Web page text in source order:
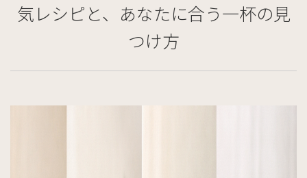
気レシピと、あなたに合う一杯の見
つけ方